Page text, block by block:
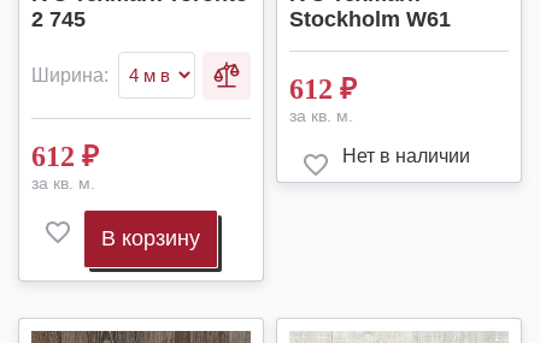
2 745
Ширина:
612 ₽
за кв. м.
В корзину
Stockholm W61
612 ₽
за кв. м.
Нет в наличии